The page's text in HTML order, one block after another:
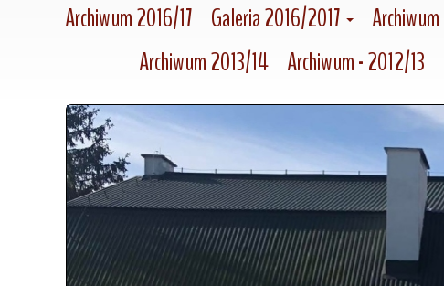
Archiwum 2016/17 Galeria 2016/2017
Archiwum 2013/14 Archiwum - 2012/13